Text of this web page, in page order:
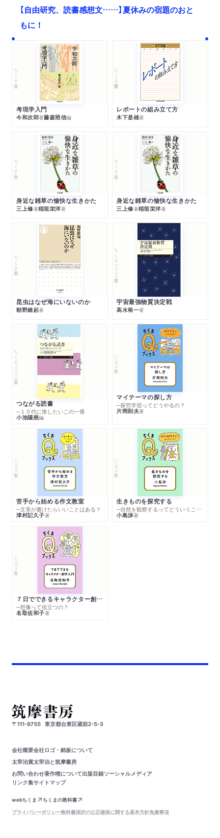
【自由研究、読書感想文……】夏休みの宿題のおと
もに！
ちくま文庫
考現学入門
今和次郎著藤森照信編
ちくま学芸文庫
レポートの組み立て方
木下是雄著
ちくま文庫
身近な雑草の愉快な生きかた
三上修著稲垣栄洋著
ちくま文庫
身近な雑草の愉快な生きかた
三上修著稲垣栄洋著
ちくま新書
昆虫はなぜ海にいないのか
朝野維起著
ちくまプリマー新書
宇宙最強物質決定戦
高水裕一著
ちくまプリマー新書
つながる読書
─１０代に推したいこの一冊
小池陽慈編
シリーズ・全集
マイテーマの探し方
─探究学習ってどうやるの？
片岡則夫著
シリーズ・全集
苦手から始める作文教室
─文章が書けたらいいことはある？
津村記久子著
シリーズ・全集
生きものを探究する
─自然を観察するってどういうこと？
小島渉著
シリーズ・全集
７日でできるキャラクター創作入門
─想像って役立つの？
名取佐和子著
〒111-8755 東京都台東区蔵前2-5-3
会社概要会社ロゴ・銘板について
太宰治賞太宰治と筑摩書房
お問い合わせ著作権について出版目録ソーシャルメディア
リンク集サイトマップ
webちくま
ちくまの教科書
プライバシーポリシー教科書採択の公正確保に関する基本方針免責事項